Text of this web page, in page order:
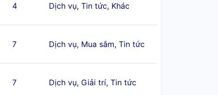
4 Dịch vụ, Tin tức, Khác
7 Dịch vụ, Mua sắm, Tin tức
7 Dịch vụ, Giải trí, Tin tức